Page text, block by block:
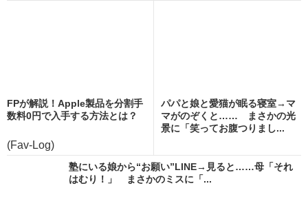
FPが解説！Apple製品を分割手
数料0円で入手する方法とは？
(Fav-Log)
パパと娘と愛猫が眠る寝室→マ
マがのぞくと…… まさかの光
景に「笑ってお腹つりまし...
塾にいる娘から“お願い”LINE→見ると……母「それ
はむり！」 まさかのミスに「...